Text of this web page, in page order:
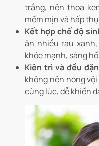
trắng, nên thoa
mềm mịn và hấp
Kết hợp chế độ
ăn nhiều rau
khỏe mạnh, sáng
Kiên trì và đều
không nên nóng
cùng lúc, dễ khiến